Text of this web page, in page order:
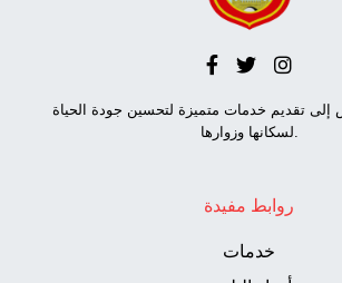
تقديم خدمات متميزة لتحسين جودة الحياة
لسكانها وزوارها.
روابط مفيدة
خدمات